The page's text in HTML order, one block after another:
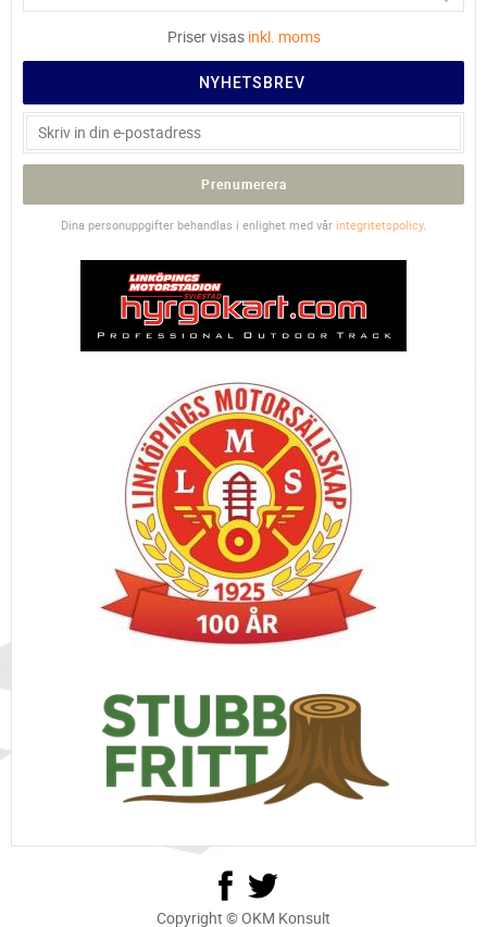
Priser visas inkl. moms
NYHETSBREV
Prenumerera
Dina personuppgifter behandlas i enlighet med vår integritetspolicy.
Copyright © OKM Konsult